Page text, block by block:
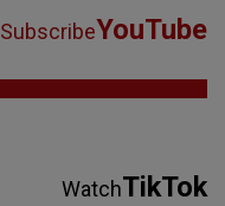
SubscribeYouTube
WatchTikTok